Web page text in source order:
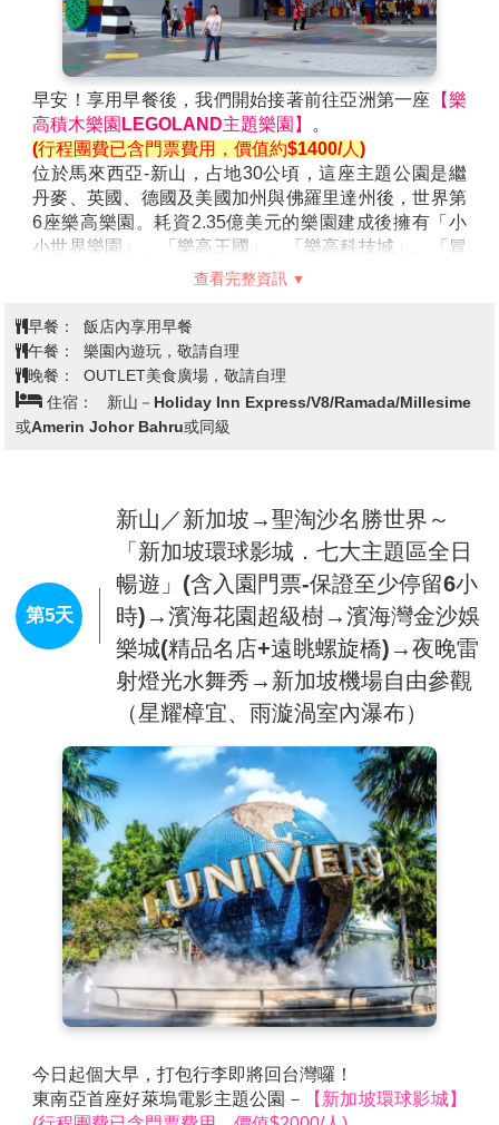
砌工及木工技藝建成的建築，正是當時的荷蘭總督及隨
從的官邸，也是歷史遺留下來重要的遺迹。被認為是東
方最古老的荷蘭建築。
※古城門、聖地牙哥碉堡：葡萄牙人於1511年所造城
堡，後來荷蘭人攻陷這座城堡，將城堡毀掉，之後又重
新修建。
※聖芳濟教堂：由法國傳教士在西元1849年建立的哥德
式教堂，被譽為《東方使徒的聖芳濟》。
【三寶井】三寶廟就在三寶山的山腳下，這座廟是為鄭
和而建，後人已經將這位明朝的大使當作神明來崇拜。
【The Shore Sky Tower高空玻璃走廊】
TheShoreShoppingGaller
早安！享用早餐後，我們開始接著前往亞洲第一座
【樂
高積木樂園LEGOLAND主題樂園】
。
(行程團費已含門票費用，價值約$1400/人)
位於馬來西亞-新山，占地30公頃，這座主題公園是繼
丹麥、英國、德國及美國加州與佛羅里達州後，世界第
6座樂高樂園。耗資2.35億美元的樂園建成後擁有「小
小世界樂園」、「樂高王國」、「樂高科技城」、「冒
險樂園」及「樂高城市」等五大主題區，眾多娛樂設施
喜。
園區內的最大的亮點是「小小世界」主題區，這是由
3000萬塊樂高積木打造而成，1:20真實版的迷你小鎮。
把來自馬來西亞及世界各地的地標建築和街道風景一一
展現，充滿地道色彩。
Premium Outlets Portfolio 旗下第70間購物中心。佔地
約17萬5千平方尺，主要以露天商店設計為主，雲集了
80多位國際名設計師的國際品牌專賣店，每日盡享25%
~ 65%折扣優惠。愛好時尚的顧客必定可以感受到在
Johor Premium Outlets與眾不同的購物體驗。多間名店
外都有大批旅客和本地人排隊等候入內，而一些本土牌
子例如VINCCI的鞋履配飾，便宜而實用最受女孩歡
查看完整資訊
早餐：
飯店內享用早餐
午餐：
樂園內遊玩，敬請自理
晚餐：
OUTLET美食廣場，敬請自理
住宿：
新山－Holiday Inn Express/V8/Ramada/Millesime
或Amerin Johor Bahru或同級
第5天
新山／新加坡→聖淘沙名勝世界～
「新加坡環球影城．七大主題區全日
暢遊」(含入園門票-保證至少停留6小
時)→濱海花園超級樹→濱海灣金沙娛
樂城(精品名店+遠眺螺旋橋)→夜晚雷
射燈光水舞秀→新加坡機場自由參觀
（星耀樟宜、雨漩渦室內瀑布）
今日起個大早，打包行李即將回台灣囉！
東南亞首座好萊塢電影主題公園－
【新加坡環球影城】